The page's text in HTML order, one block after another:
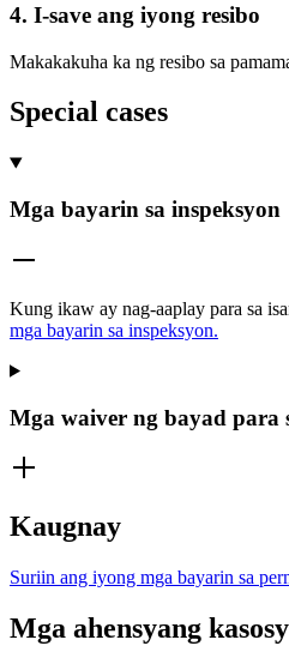
4. I-save ang iyong resibo
Makakakuha ka ng resibo sa
Special cases
Mga bayarin sa inspeksyon
Kung ikaw ay nag-aaplay para sa
mga bayarin sa inspeksyon.
Mga waiver ng bayad para
Kaugnay
Suriin ang iyong mga bayarin sa
Mga ahensyang